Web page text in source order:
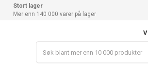
Stort lager
Mer enn 140 000 varer på lager